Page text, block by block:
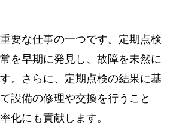
要な仕事の一つです。定期点検
を早期に発見し、故障を未然に
。さらに、定期点検の結果に基
設備の修理や交換を行うこと
化にも貢献します。